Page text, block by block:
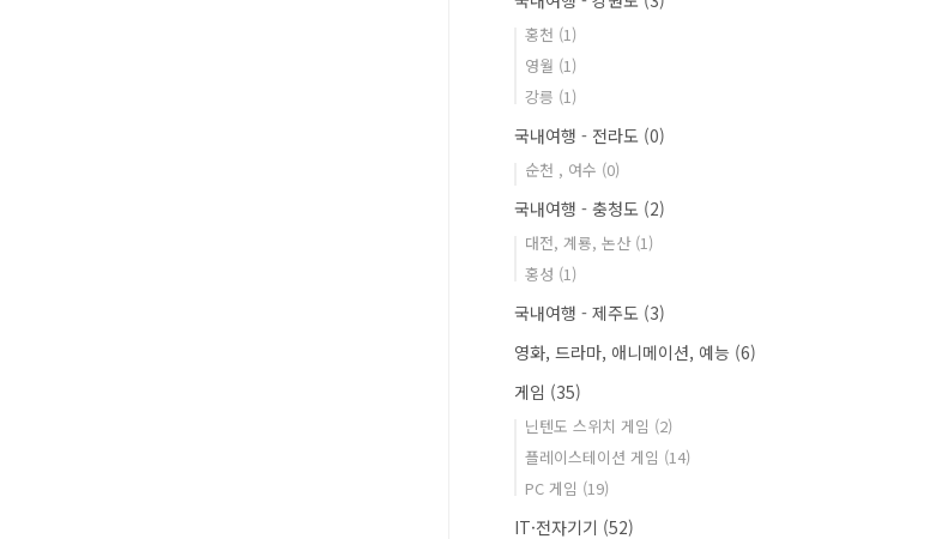
홍천 (1)
영월 (1)
강릉 (1)
국내여행 - 전라도 (0)
순천 , 여수 (0)
국내여행 - 충청도 (2)
대전, 계룡, 논산 (1)
홍성 (1)
국내여행 - 제주도 (3)
영화, 드라마, 애니메이션, 예능 (6)
게임 (35)
닌텐도 스위치 게임 (2)
플레이스테이션 게임 (14)
PC 게임 (19)
IT·전자기기 (52)